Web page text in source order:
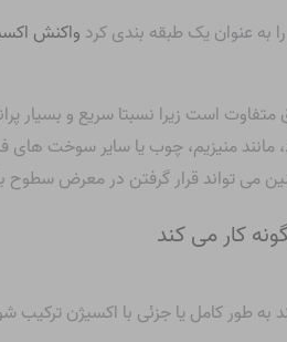
به عنوان یک طبقه بندی کرد واکنش
است زیرا نسبتا سریع و بسیار
منیزیم، چوب یا سایر سوخت های
می تواند قرار گرفتن در معرض سطوح
طور کامل یا جزئی با اکسیژن ترکیب